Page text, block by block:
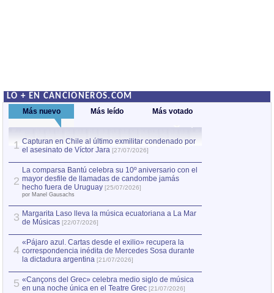
LO + EN CANCIONEROS.COM
Más nuevo Más leído Más votado
1 Capturan en Chile al último exmilitar condenado por
el asesinato de Víctor Jara [27/07/2026]
2
La comparsa Bantú celebra su 10º aniversario con el
mayor desfile de llamadas de candombe jamás
hecho fuera de Uruguay [25/07/2026]
por Manel Gausachs
3 Margarita Laso lleva la música ecuatoriana a La Mar
de Músicas [22/07/2026]
4
«Pájaro azul. Cartas desde el exilio» recupera la
correspondencia inédita de Mercedes Sosa durante
la dictadura argentina [21/07/2026]
5 «Cançons del Grec» celebra medio siglo de música
en una noche única en el Teatre Grec [21/07/2026]